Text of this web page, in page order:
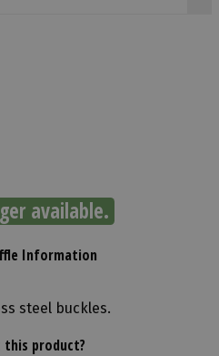
available.
Information
steel buckles.
this product?